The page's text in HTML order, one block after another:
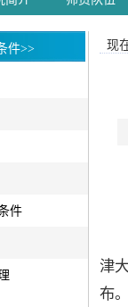
件>>
件
现
津
布。